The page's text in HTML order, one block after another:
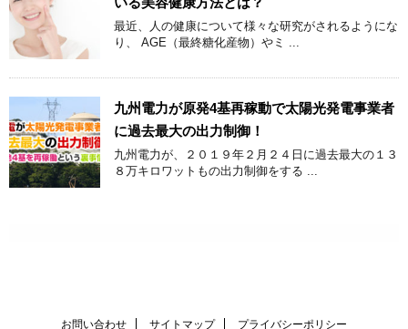
最近、人の健康について様々な研究がされるようにな
り、 AGE（最終糖化産物）やミ ...
九州電力が原発4基再稼動で太陽光発電事業者
に過去最大の出力制御！
九州電力が、２０１９年２月２４日に過去最大の１３
８万キロワットもの出力制御をする ...
お問い合わせ サイトマップ プライバシーポリシー